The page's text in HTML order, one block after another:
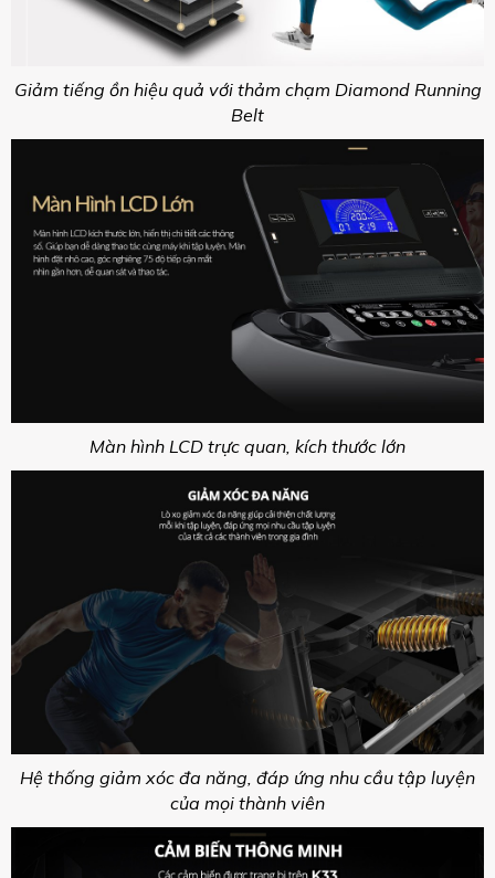
Giảm tiếng ồn hiệu quả với thảm chạm Diamond Running
Belt
Màn hình LCD trực quan, kích thước lớn
Hệ thống giảm xóc đa năng, đáp ứng nhu cầu tập luyện
của mọi thành viên